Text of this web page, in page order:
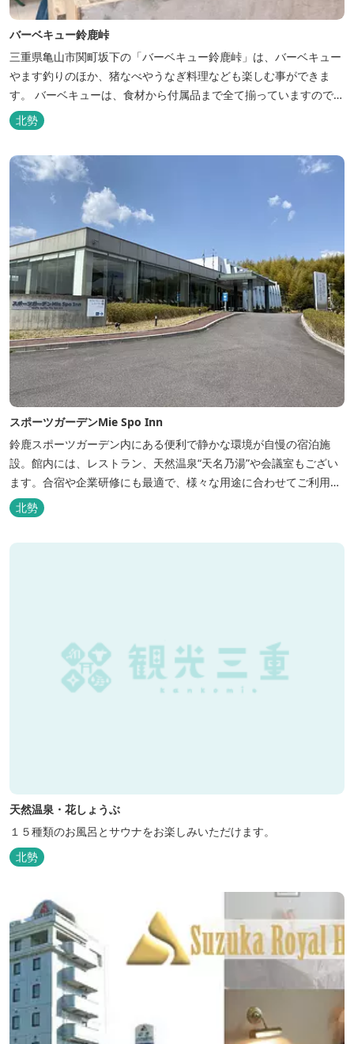
バーベキュー鈴鹿峠
三重県亀山市関町坂下の「バーベキュー鈴鹿峠」は、バーベキュー
やます釣りのほか、猪なべやうなぎ料理なども楽しむ事ができま
す。 バーベキューは、食材から付属品まで全て揃っていますので手
ぶらで楽しむ事ができますよ！釣り掘がありますので、釣ったその
場で味わえる「マス釣り」も人気です。 宿泊施設も完備していま
北勢
スポーツガーデンMie Spo Inn
鈴鹿スポーツガーデン内にある便利で静かな環境が自慢の宿泊施
設。館内には、レストラン、天然温泉“天名乃湯”や会議室もござい
ます。合宿や企業研修にも最適で、様々な用途に合わせてご利用頂
けます。
北勢
天然温泉・花しょうぶ
１５種類のお風呂とサウナをお楽しみいただけます。
北勢